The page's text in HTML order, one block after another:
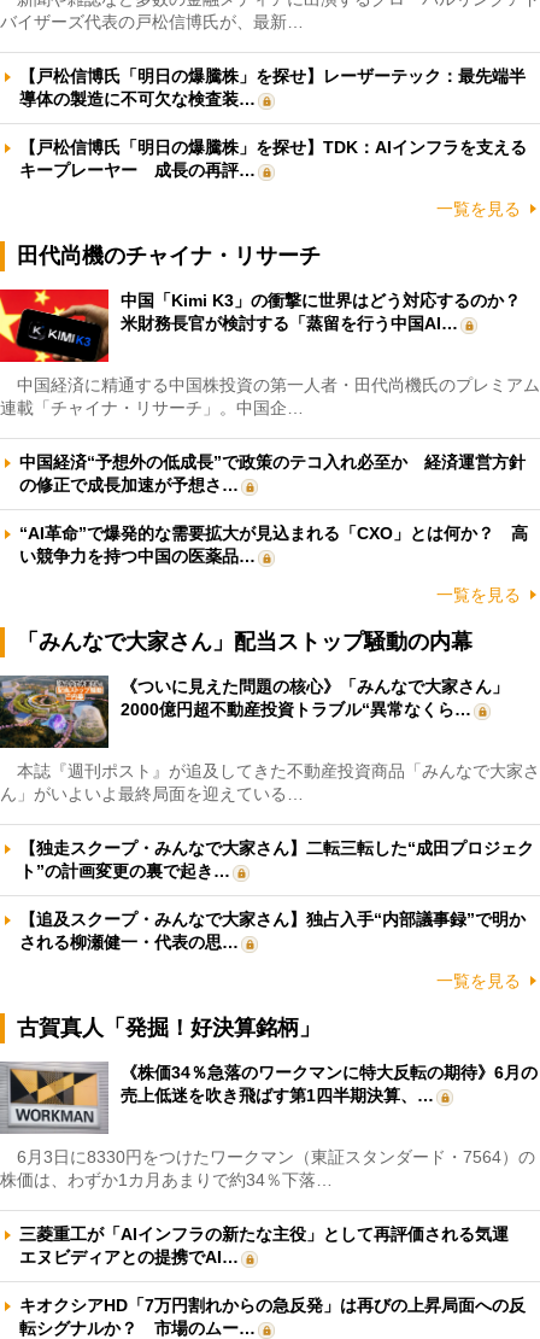
バイザーズ代表の戸松信博氏が、最新…
【戸松信博氏「明日の爆騰株」を探せ】レーザーテック：最先端半
導体の製造に不可欠な検査装…
【戸松信博氏「明日の爆騰株」を探せ】TDK：AIインフラを支える
キープレーヤー 成長の再評…
一覧を見る
田代尚機のチャイナ・リサーチ
中国「Kimi K3」の衝撃に世界はどう対応するのか？
米財務長官が検討する「蒸留を行う中国AI…
中国経済に精通する中国株投資の第一人者・田代尚機氏のプレミアム
連載「チャイナ・リサーチ」。中国企…
中国経済“予想外の低成長”で政策のテコ入れ必至か 経済運営方針
の修正で成長加速が予想さ…
“AI革命”で爆発的な需要拡大が見込まれる「CXO」とは何か？ 高
い競争力を持つ中国の医薬品…
一覧を見る
「みんなで大家さん」配当ストップ騒動の内幕
《ついに見えた問題の核心》「みんなで大家さん」
2000億円超不動産投資トラブル“異常なくら…
本誌『週刊ポスト』が追及してきた不動産投資商品「みんなで大家さ
ん」がいよいよ最終局面を迎えている…
【独走スクープ・みんなで大家さん】二転三転した“成田プロジェク
ト”の計画変更の裏で起き…
【追及スクープ・みんなで大家さん】独占入手“内部議事録”で明か
される柳瀬健一・代表の思…
一覧を見る
古賀真人「発掘！好決算銘柄」
《株価34％急落のワークマンに特大反転の期待》6月の
売上低迷を吹き飛ばす第1四半期決算、…
6月3日に8330円をつけたワークマン（東証スタンダード・7564）の
株価は、わずか1カ月あまりで約34％下落…
三菱重工が「AIインフラの新たな主役」として再評価される気運
エヌビディアとの提携でAI…
キオクシアHD「7万円割れからの急反発」は再びの上昇局面への反
転シグナルか？ 市場のムー…